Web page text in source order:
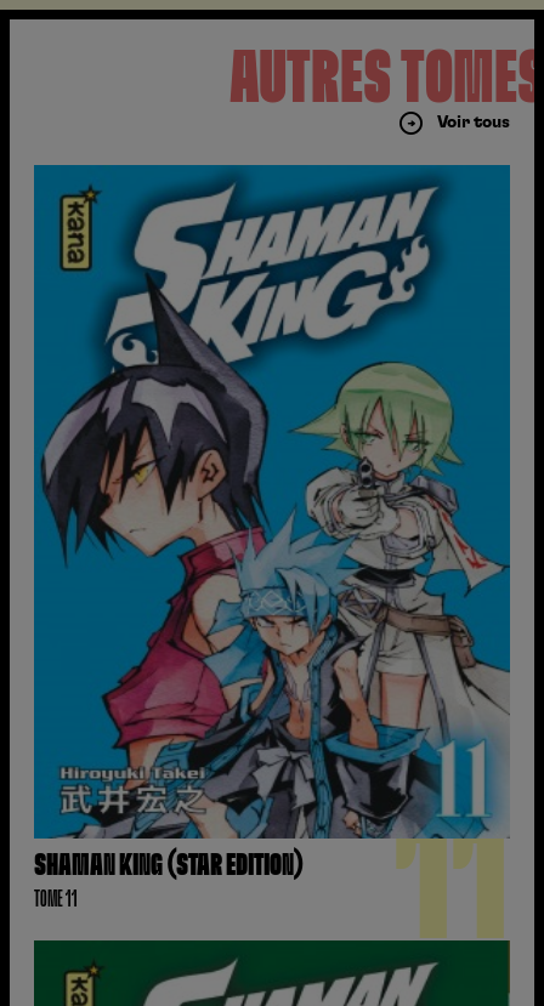
AUTRES
Voir tous
SHAMAN KING (STAR EDITION)
TOME 11 11